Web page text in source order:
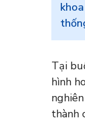
Tại
hình
thành